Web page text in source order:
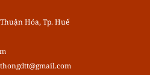
Hóa, Tp. Huế